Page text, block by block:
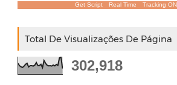
Get Script Real Time Tracking ON
Total De Visualizações De Página
302,918